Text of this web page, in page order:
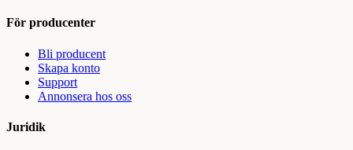
För producenter
Bli producent
Skapa konto
Support
Annonsera hos oss
Juridik